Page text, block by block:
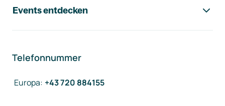
Events entdecken
Telefonnummer
Europa: +43 720 884155